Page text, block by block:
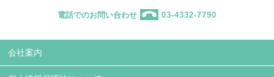
電話でのお問い合わせ 03-4332-7790
会社案内